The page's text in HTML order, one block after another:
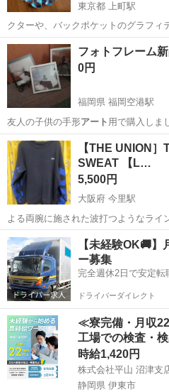
東京都 上町駅
クターや、バックポケットのグラフィ
セントになり、ランニ…
東京 世田谷区 上町駅 ラ
フォトフレーム
0円
福岡県 福岡空港駅
友人の子供の手形アート 用で購入しま
福岡 福岡市
【THE UNION
SWEAT 【L…
5,500円
大阪府 今里駅
よる両腕に施された波打つようなライ
下サイトより】…
大阪 大阪市 今里駅 その他
【未経験OK🚚
ー募集
完全週休2日で安定転
ドライバーダイレクト
≪寮完備・月収
工場での検査・
時給1,420円
株式会社平山 沼津支
静岡県 伊東市